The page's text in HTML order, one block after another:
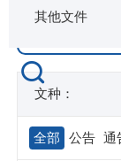
其他文件
文种：
全部 公告 通